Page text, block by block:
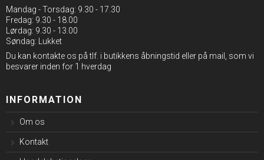
Mandag - Torsdag: 9.30 - 17.30
Fredag: 9.30 - 18.00
Lørdag: 9.30 - 13.00
Søndag: Lukket
Du kan kontakte os på tlf. i butikkens åbningstid eller på mail, som vi
besvarer inden for 1 hverdag
INFORMATION
Om os
Kontakt